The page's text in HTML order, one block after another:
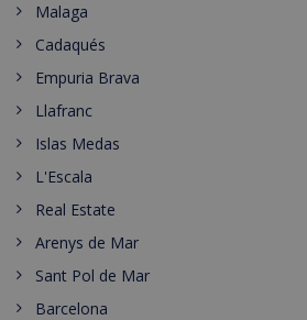
Malaga
Cadaqués
Empuria Brava
Llafranc
Islas Medas
L'Escala
Real Estate
Arenys de Mar
Sant Pol de Mar
Barcelona